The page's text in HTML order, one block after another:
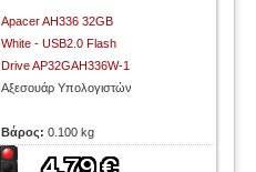
Apacer AH336 32GB
White - USB2.0 Flash
Drive AP32GAH336W-1
Αξεσουάρ Υπολογιστών
Βάρος:0.100 kg